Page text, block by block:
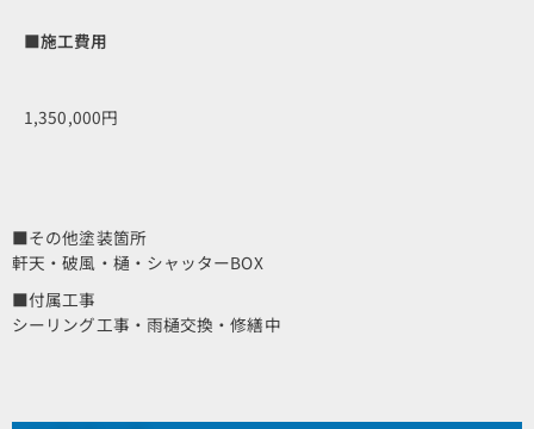
■施工費用
1,350,000円
■その他塗装箇所
軒天・破風・樋・シャッターBOX
■付属工事
シーリング工事・雨樋交換・修繕中